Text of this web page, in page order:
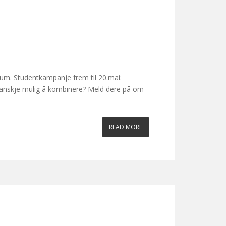
Studentkampanje frem til 20.mai:
mulig å kombinere? Meld dere på om
READ MORE